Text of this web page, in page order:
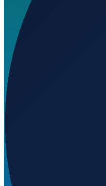
Wird geladen...
-27.24837
Sydney